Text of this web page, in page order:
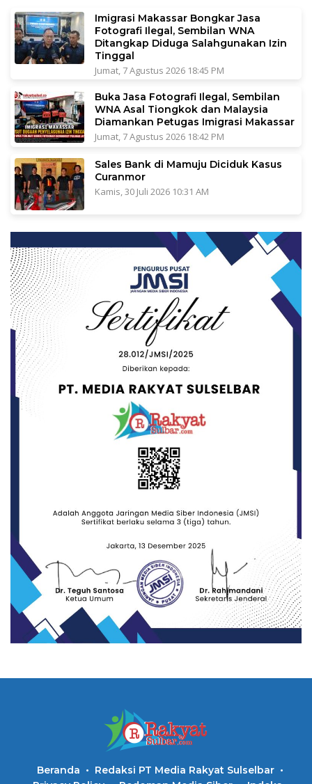
Imigrasi Makassar Bongkar Jasa
Fotografi Ilegal, Sembilan WNA
Ditangkap Diduga Salahgunakan Izin
Tinggal
Jumat, 7 Agustus 2026 18:45 PM
Buka Jasa Fotografi Ilegal, Sembilan
WNA Asal Tiongkok dan Malaysia
Diamankan Petugas Imigrasi Makassar
Jumat, 7 Agustus 2026 18:42 PM
Sales Bank di Mamuju Diciduk Kasus
Curanmor
Kamis, 30 Juli 2026 10:31 AM
Beranda
Redaksi PT Media Rakyat Sulselbar